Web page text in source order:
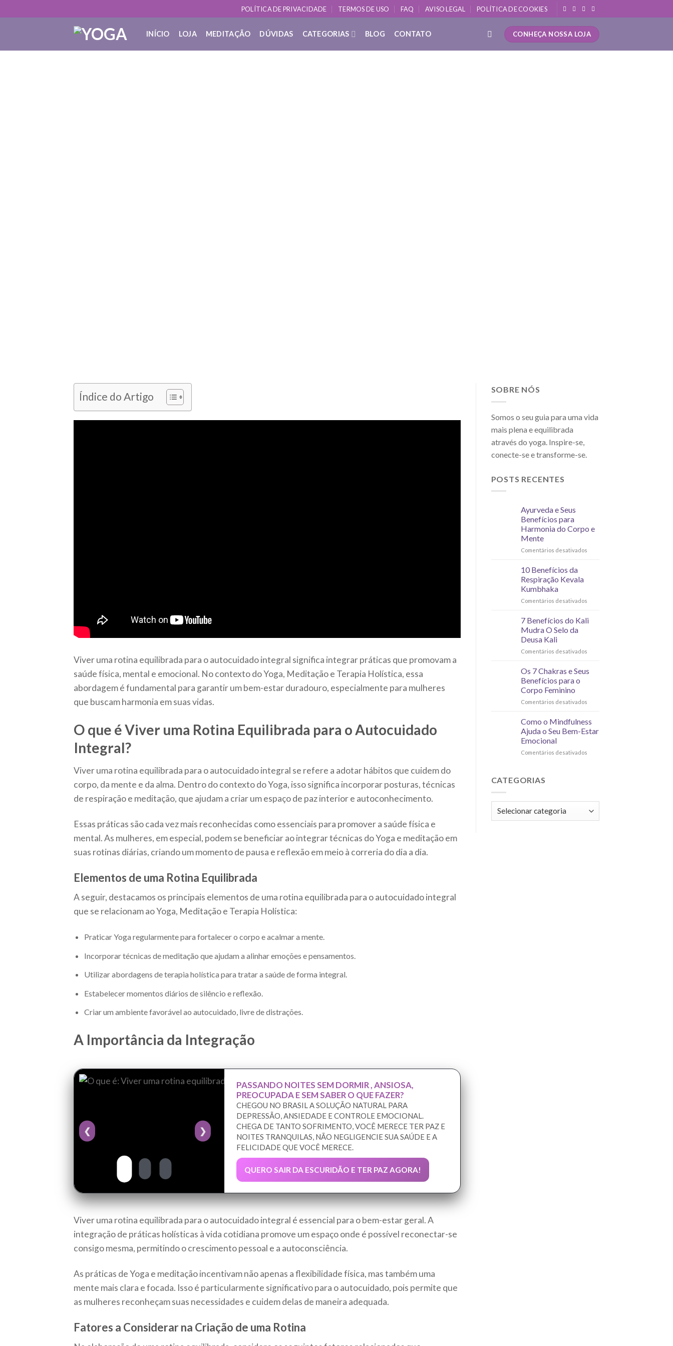
POLÍTICA DE PRIVACIDADE TERMOS DE USO FAQ AVISO LEGAL POLÍTICA DE COOKIES
INÍCIO LOJA MEDITAÇÃO DÚVIDAS CATEGORIAS BLOG CONTATO CONHEÇA NOSSA LOJA
Índice do Artigo
Viver uma rotina equilibrada para o autocuidado integral significa integrar práticas que promovam a
saúde física, mental e emocional. No contexto do Yoga, Meditação e Terapia Holística, essa
abordagem é fundamental para garantir um bem-estar duradouro, especialmente para mulheres
que buscam harmonia em suas vidas.
O que é Viver uma Rotina Equilibrada para o Autocuidado
Integral?
Viver uma rotina equilibrada para o autocuidado integral se refere a adotar hábitos que cuidem do
corpo, da mente e da alma. Dentro do contexto do Yoga, isso significa incorporar posturas, técnicas
de respiração e meditação, que ajudam a criar um espaço de paz interior e autoconhecimento.
Essas práticas são cada vez mais reconhecidas como essenciais para promover a saúde física e
mental. As mulheres, em especial, podem se beneficiar ao integrar técnicas do Yoga e meditação em
suas rotinas diárias, criando um momento de pausa e reflexão em meio à correria do dia a dia.
Elementos de uma Rotina Equilibrada
A seguir, destacamos os principais elementos de uma rotina equilibrada para o autocuidado integral
que se relacionam ao Yoga, Meditação e Terapia Holística:
Praticar Yoga regularmente para fortalecer o corpo e acalmar a mente.
Incorporar técnicas de meditação que ajudam a alinhar emoções e pensamentos.
Utilizar abordagens de terapia holística para tratar a saúde de forma integral.
Estabelecer momentos diários de silêncio e reflexão.
Criar um ambiente favorável ao autocuidado, livre de distrações.
A Importância da Integração
❮ ❯
PASSANDO NOITES SEM DORMIR , ANSIOSA,
PREOCUPADA E SEM SABER O QUE FAZER?
CHEGOU NO BRASIL A SOLUÇÃO NATURAL PARA
DEPRESSÃO, ANSIEDADE E CONTROLE EMOCIONAL.
CHEGA DE TANTO SOFRIMENTO, VOCÊ MERECE TER PAZ E
NOITES TRANQUILAS, NÃO NEGLIGENCIE SUA SAÚDE E A
FELICIDADE QUE VOCÊ MERECE.
QUERO SAIR DA ESCURIDÃO E TER PAZ AGORA!
Viver uma rotina equilibrada para o autocuidado integral é essencial para o bem-estar geral. A
integração de práticas holísticas à vida cotidiana promove um espaço onde é possível reconectar-se
consigo mesma, permitindo o crescimento pessoal e a autoconsciência.
As práticas de Yoga e meditação incentivam não apenas a flexibilidade física, mas também uma
mente mais clara e focada. Isso é particularmente significativo para o autocuidado, pois permite que
as mulheres reconheçam suas necessidades e cuidem delas de maneira adequada.
Fatores a Considerar na Criação de uma Rotina
SOBRE NÓS
Somos o seu guia para uma vida
mais plena e equilibrada
através do yoga. Inspire-se,
conecte-se e transforme-se.
POSTS RECENTES
Ayurveda e Seus
Benefícios para
Harmonia do Corpo e
Mente
Comentários desativados
10 Benefícios da
Respiração Kevala
Kumbhaka
Comentários desativados
7 Benefícios do Kali
Mudra O Selo da
Deusa Kali
Comentários desativados
Os 7 Chakras e Seus
Benefícios para o
Corpo Feminino
Comentários desativados
Como o Mindfulness
Ajuda o Seu Bem-Estar
Emocional
Comentários desativados
CATEGORIAS